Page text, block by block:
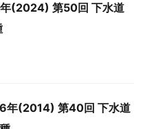
年(2024) 第50回 下水道
年(2014) 第40回 下水道